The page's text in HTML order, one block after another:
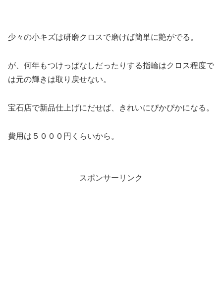
少々の小キズは研磨クロスで磨けば簡単に艶がでる。
が、何年もつけっぱなしだったりする指輪はクロス程度で
は元の輝きは取り戻せない。
宝石店で新品仕上げにだせば、きれいにぴかぴかになる。
費用は５０００円くらいから。
スポンサーリンク